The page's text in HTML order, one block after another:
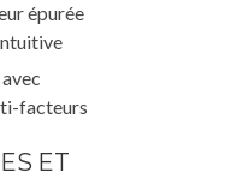
épurée
facteurs
ET